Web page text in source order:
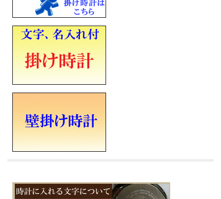
前面：アクリル
■電波機能：日本全国対応
■電池式
■縦340mm×横340mm×厚み45mm×重さ1.3Kg
■メーカーの正規国内保証書付き（1年間保証）
ン 贈り物 ギフト プレゼントにメッセージ文字名入れ時計を
※文字はカート内の備考欄に記載ください